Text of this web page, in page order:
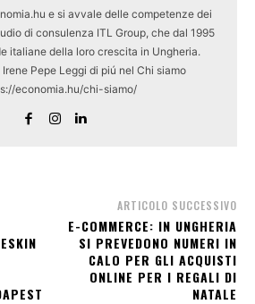
e si avvale delle competenze dei
di consulenza ITL Group, che dal 1995
italiane della loro crescita in Ungheria.
Pepe Leggi di piú nel Chi siamo
economia.hu/chi-siamo/
ARTICOLO SUCCESSIVO
E-COMMERCE: IN UNGHERIA
SI PREVEDONO NUMERI IN
CALO PER GLI ACQUISTI
ONLINE PER I REGALI DI
NATALE